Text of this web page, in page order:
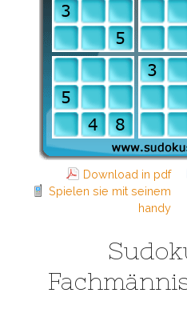
Download in pdf
Spielen sie mit seinem
handy